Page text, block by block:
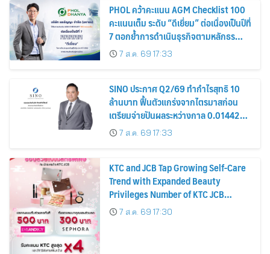
PHOL คว้าคะแนน AGM Checklist 100
คะแนนเต็ม ระดับ “ดีเยี่ยม” ต่อเนื่องเป็นปีที่
7 ตอกย้ำการดำเนินธุรกิจตามหลักธร
รมาภิบาล โปร่งใส สร้างความเชื่อมั่นผู้ถือ
หุ้น
7 ส.ค. 69 17:33
SINO ประกาศ Q2/69 ทำกำไรสุทธิ 10
ล้านบาท ฟื้นตัวแกร่งจากไตรมาสก่อน
เตรียมจ่ายปันผลระหว่างกาล 0.014423
บาทต่อหุ้น ครึ่งปีหลังมุ่งเติบโตต่อเนื่อง
7 ส.ค. 69 17:33
KTC and JCB Tap Growing Self-Care
Trend with Expanded Beauty
Privileges Number of KTC JCB
Cardmembers Spending on
Cosmetics Rises 26%
7 ส.ค. 69 17:30